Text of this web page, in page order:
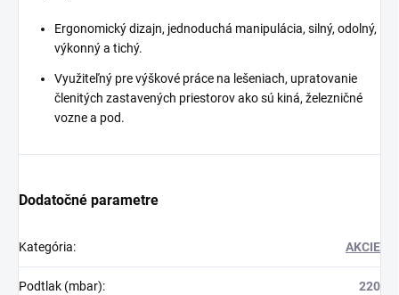
Ergonomický dizajn, jednoduchá manipulácia, silný, odolný,
výkonný a tichý.
Využiteľný pre výškové práce na lešeniach, upratovanie
členitých zastavených priestorov ako sú kiná, železničné
vozne a pod.
Dodatočné parametre
Kategória: AKCIE
Podtlak (mbar): 220